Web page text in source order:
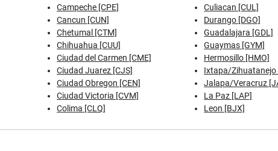
Campeche [CPE]
Cancun [CUN]
Chetumal [CTM]
Chihuahua [CUU]
Ciudad del Carmen [CME]
Ciudad Juarez [CJS]
Ciudad Obregon [CEN]
Ciudad Victoria [CVM]
Colima [CLQ]
Culiacan [CUL]
Durango [DGO]
Guadalajara [GDL]
Guaymas [GYM]
Hermosillo [HMO]
Ixtapa/Zihuatanejo
Jalapa/Veracruz
La Paz [LAP]
Leon [BJX]